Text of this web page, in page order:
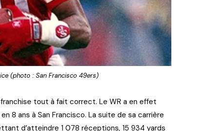
(photo : San Francisco 49ers)
tout à fait correct. Le WR a en effet
8 ans à San Francisco. La suite de sa carrière
d’atteindre 1 078 réceptions, 15 934 yards